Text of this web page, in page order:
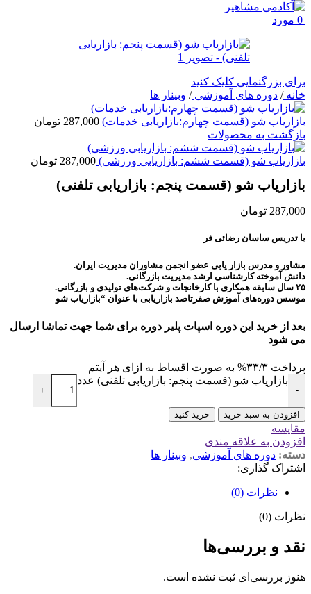
0 مورد
برای بزرگنمایی کلیک کنید
خانه/ دوره های آموزشی/ وبینار ها
بازاریاب شو (قسمت چهارم:بازاریابی خدمات) 287,000 تومان
بازگشت به محصولات
بازاریاب شو (قسمت ششم: بازاریابی ورزشی) 287,000 تومان
بازاریاب شو (قسمت پنجم: بازاریابی تلفنی)
287,000 تومان
با تدریس ساسان رضائی فر
مشاور و مدرس بازار یابی عضو انجمن مشاوران مدیریت ایران.
دانش آموخته کارشناسی ارشد مدیریت بازرگانی.
۲۵ سال سابقه همکاری با کارخانجات و شرکت‌های تولیدی و بازرگانی.
موسس دوره‌های آموزش صفرتاصد بازاریابی با عنوان “بازاریاب شو
بعد از خرید این دوره اسپات پلیر دوره برای شما جهت تماشا ارسال
می شود
پرداخت ۳۳/۳% به صورت اقساط به ازای هر آیتم
-
بازاریاب شو (قسمت پنجم: بازاریابی تلفنی) عدد
+
افزودن به سبد خرید خرید کنید
مقايسه
افزودن به علاقه مندی
دسته: دوره های آموزشی, وبینار ها
اشتراک گذاری:
نظرات (0)
نظرات (0)
نقد و بررسی‌ها
هنوز بررسی‌ای ثبت نشده است.